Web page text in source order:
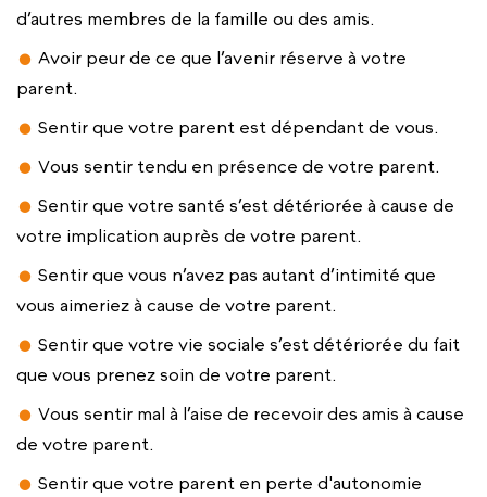
d’autres membres de la famille ou des amis.
Avoir peur de ce que l’avenir réserve à votre
parent.
Sentir que votre parent est dépendant de vous.
Vous sentir tendu en présence de votre parent.
Sentir que votre santé s’est détériorée à cause de
votre implication auprès de votre parent.
Sentir que vous n’avez pas autant d’intimité que
vous aimeriez à cause de votre parent.
Sentir que votre vie sociale s’est détériorée du fait
que vous prenez soin de votre parent.
Vous sentir mal à l’aise de recevoir des amis à cause
de votre parent.
Sentir que votre parent en perte d'autonomie